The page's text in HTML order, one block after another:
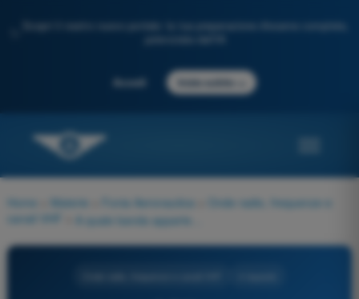
Scopri il nostro nuovo portale: la tua preparazione d'esame completa,
Accedi Inizia subito
Home Materie Fonia Aeronautica
Onde radio, frequenze e
canali VHF